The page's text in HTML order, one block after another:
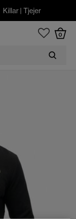
Killar| Tjejer
0